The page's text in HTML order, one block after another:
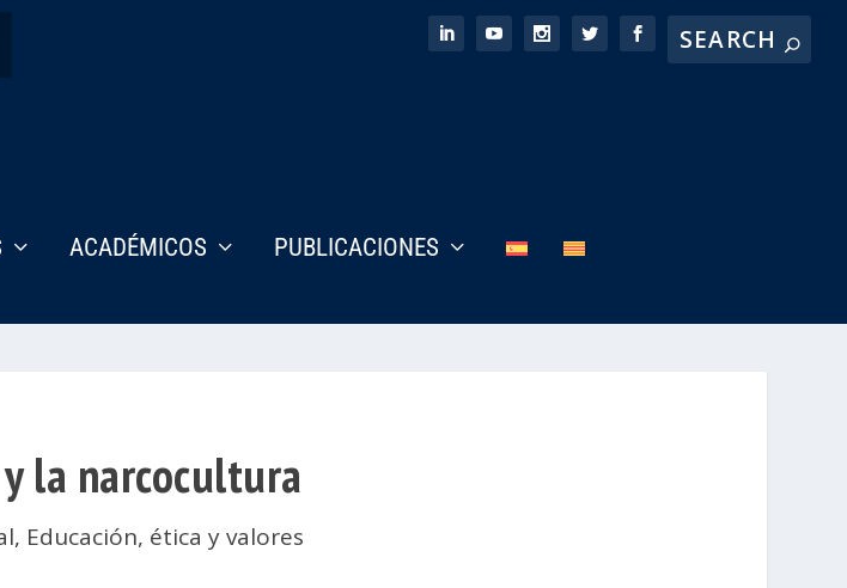
ACADÉMICOS PUBLICACIONES
la narcocultura
, Educación, ética y valores